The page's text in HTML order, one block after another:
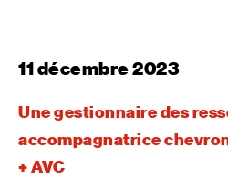
11 décembre 2023
Une gestionnaire des
accompagnatrice
+ AVC